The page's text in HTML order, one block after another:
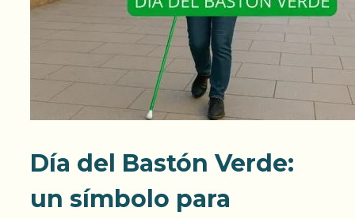
Día del Bastón Verde:
un símbolo para